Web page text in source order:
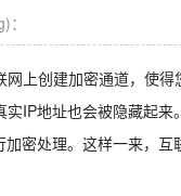
上创建加密通道，使
IP地址也会被隐藏起来
密处理。这样一来，